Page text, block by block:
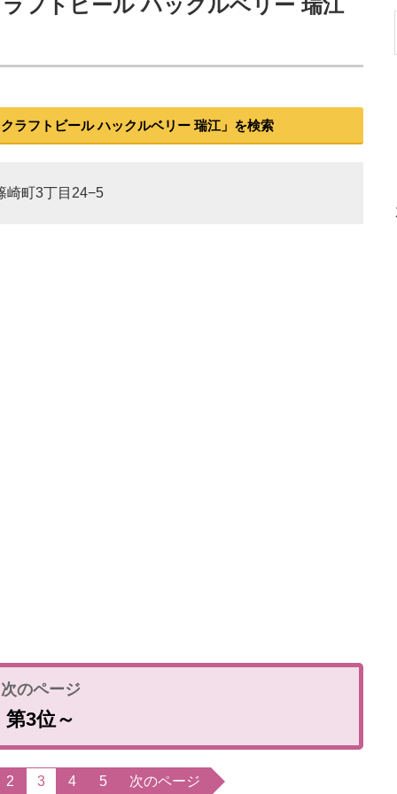
フトビール ハックルベリー 瑞江
ラフトビール ハックルベリー 瑞江」を検索
崎町3丁目24−5
第3位～
2 3 4 5 次のページ